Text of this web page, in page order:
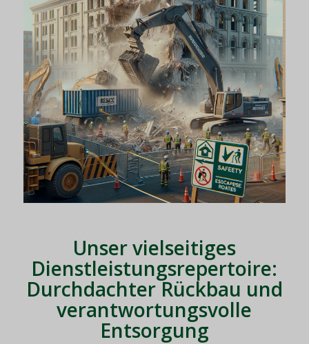
Unser vielseitiges
Dienstleistungsrepertoire:
Durchdachter Rückbau und
verantwortungsvolle
Entsorgung